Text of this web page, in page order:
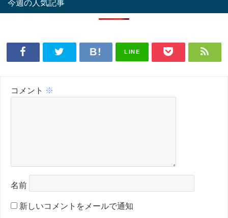
今週の人気記事
LINE
コメント ※
名前
新しいコメントをメールで通知